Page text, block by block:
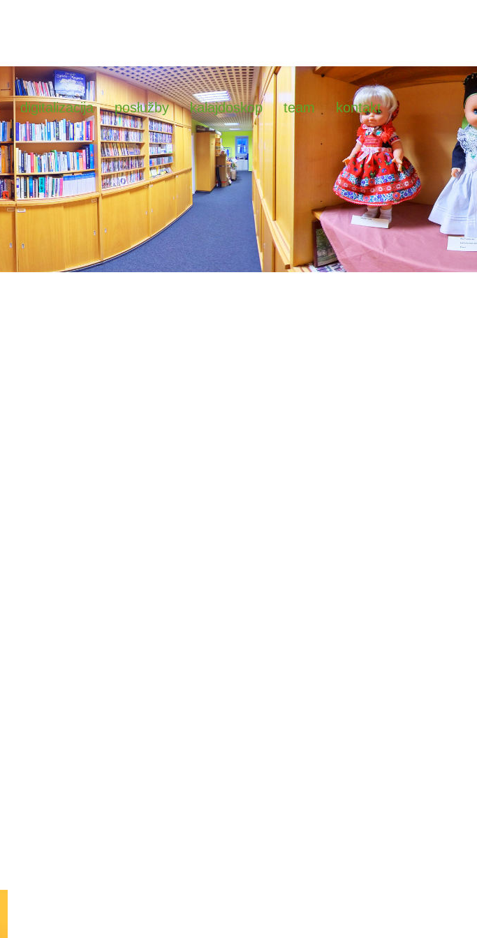
digitalizacija posłužby kalajdoskop team kontakt